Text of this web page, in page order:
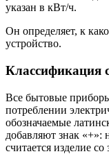
указан в кВт/ч.
Он определяет, к
устройство.
Классификация
Все бытовые
потреблении
обозначаемые
добавляют знак
считается изделие